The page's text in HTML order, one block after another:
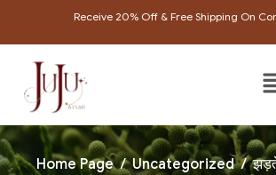
Receive 20% Off & Free Shipping On
Home Page / Uncategorized /